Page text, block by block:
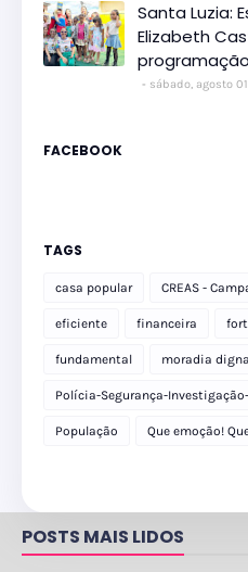
Santa Luzia:
Elizabeth
programação
sábado, agosto
FACEBOOK
TAGS
casa popular CREAS -
eficiente financeira
fundamental moradia
Polícia-Segurança-
delegacia
População Que emoção!
POSTS MAIS LIDOS